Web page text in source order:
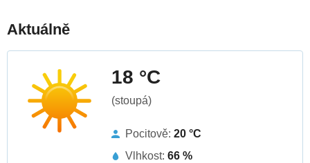
Aktuálně
18 °C
(stoupá)
Pocitově: 20 °C
Vlhkost: 66 %